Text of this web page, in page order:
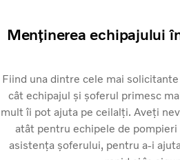
Menținerea echipajului
Fiind una dintre cele mai
cât echipajul și șoferul primesc
mult îi pot ajuta pe ceilalți. Aveți
atât pentru echipele de
asistența șoferului, pentru a-i